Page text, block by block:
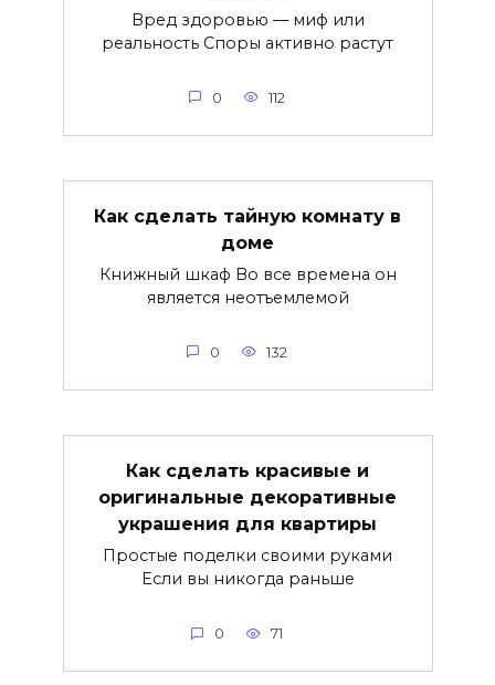
Вред здоровью — миф или
реальность Споры активно растут
0 112
Как сделать тайную комнату в
доме
Книжный шкаф Во все времена он
является неотъемлемой
0 132
Как сделать красивые и
оригинальные декоративные
украшения для квартиры
Простые поделки своими руками
Если вы никогда раньше
0 71